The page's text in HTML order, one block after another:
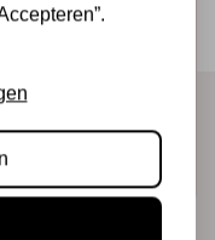
producten